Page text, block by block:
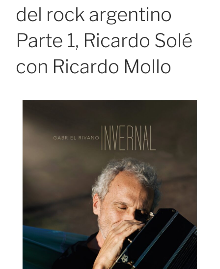
del rock argentino
Parte 1, Ricardo Solé
con Ricardo Mollo